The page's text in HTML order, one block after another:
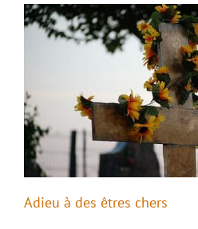
Adieu à des êtres chers